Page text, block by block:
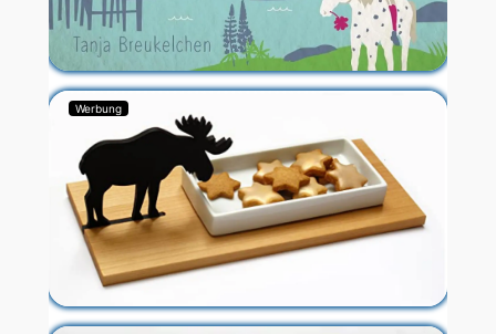
Werbung